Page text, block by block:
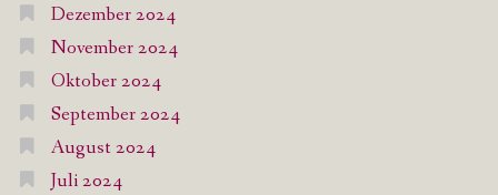
Dezember 2024
November 2024
Oktober 2024
September 2024
August 2024
Juli 2024